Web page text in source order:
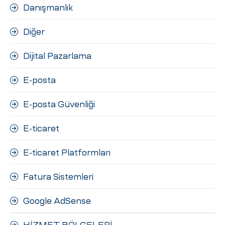
Danışmanlık
Diğer
Dijital Pazarlama
E-posta
E-posta Güvenliği
E-ticaret
E-ticaret Platformları
Fatura Sistemleri
Google AdSense